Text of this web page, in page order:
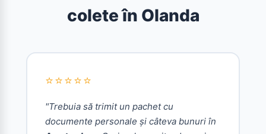
colete în Olanda
⭐⭐⭐⭐⭐
"Trebuia să trimit un pachet cu
documente personale și câteva bunuri în